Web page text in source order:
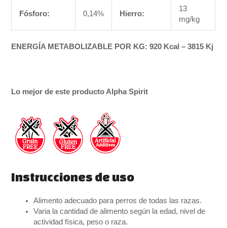
Fósforo: 0,14% Hierro:
13
mg/kg
ENERGÍA METABOLIZABLE POR KG: 920 Kcal – 3815 Kj
Lo mejor de este producto Alpha Spirit
Instrucciones de uso
Alimento adecuado para perros de todas las razas.
Varia la cantidad de alimento según la edad, nivel de
actividad física, peso o raza.